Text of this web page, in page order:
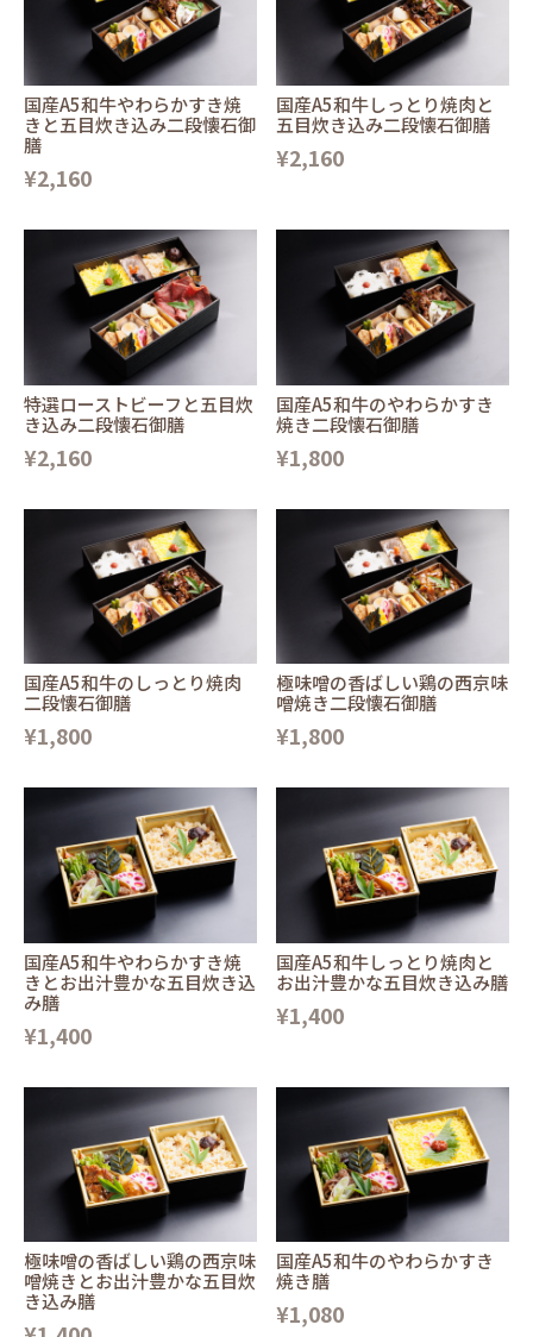
国産A5和牛やわらかすき焼
きと五目炊き込み二段懐石御
膳
¥2,160
国産A5和牛しっとり焼肉と
五目炊き込み二段懐石御膳
¥2,160
特選ローストビーフと五目炊
き込み二段懐石御膳
¥2,160
国産A5和牛のやわらかすき
焼き二段懐石御膳
¥1,800
国産A5和牛のしっとり焼肉
二段懐石御膳
¥1,800
極味噌の香ばしい鶏の西京味
噌焼き二段懐石御膳
¥1,800
国産A5和牛やわらかすき焼
きとお出汁豊かな五目炊き込
み膳
¥1,400
国産A5和牛しっとり焼肉と
お出汁豊かな五目炊き込み膳
¥1,400
極味噌の香ばしい鶏の西京味
噌焼きとお出汁豊かな五目炊
き込み膳
国産A5和牛のやわらかすき
焼き膳
¥1,080